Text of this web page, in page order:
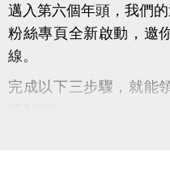
邁入第六個年頭，我們
粉絲專頁全新啟動，邀
線。
完成以下三步驟，就能